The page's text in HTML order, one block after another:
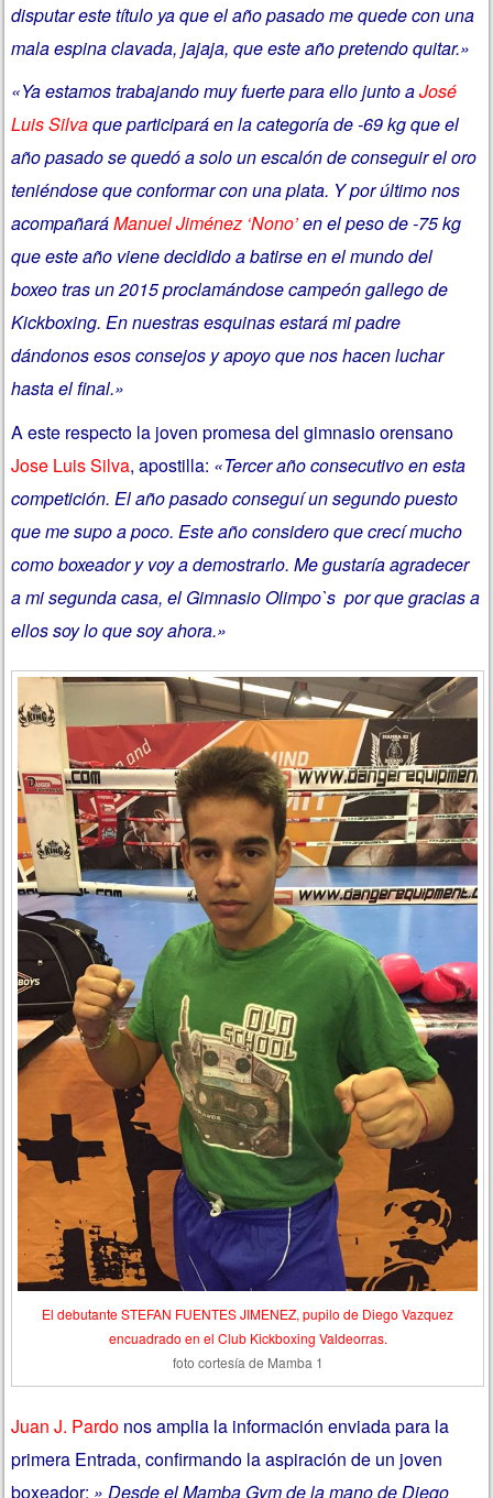
disputar este título ya que el año pasado me quede con una
mala espina clavada, jajaja, que este año pretendo quitar.»
«Ya estamos trabajando muy fuerte para ello junto aJosé
Luis Silvaque participará en la categoría de -69 kg que el
año pasado se quedó a solo un escalón de conseguir el oro
teniéndose que conformar con una plata. Y por último nos
acompañaráManuel Jiménez ‘Nono’en el peso de -75 kg
que este año viene decidido a batirse en el mundo del
boxeo tras un 2015 proclamándose campeón gallego de
Kickboxing. En nuestras esquinas estará mi padre
dándonos esos consejos y apoyo que nos hacen luchar
hasta el final.»
A este respecto la joven promesa del gimnasio orensano
Jose Luis Silva, apostilla: «Tercer año consecutivo en esta
competición. El año pasado conseguí un segundo puesto
que me supo a poco. Este año considero que crecí mucho
como boxeador y voy a demostrarlo. Me gustaría agradecer
a mi segunda casa, el Gimnasio Olimpo`s por que gracias a
ellos soy lo que soy ahora.»
El debutante STEFAN FUENTES JIMENEZ, pupilo de Diego Vazquez
encuadrado en el Club Kickboxing Valdeorras.
foto cortesía de Mamba 1
Juan J. Pardo nos amplia la información enviada para la
primera Entrada, confirmando la aspiración de un joven
boxeador: » Desde el Mamba Gym de la mano de Diego